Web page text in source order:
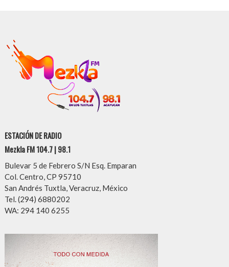
ESTACIÓN DE RADIO
Mezkla FM 104.7 | 98.1
Bulevar 5 de Febrero S/N Esq. Emparan
Col. Centro, CP 95710
San Andrés Tuxtla, Veracruz, México
Tel. (294) 6880202
WA: 294 140 6255